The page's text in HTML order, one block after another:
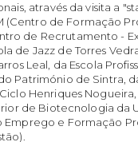
através da visita a
de Formação
de Recrutamento -
de Jazz de Torres
Leal, da Escola
Património de Sintra,
Henriques
de Biotecnologia da
e Formação